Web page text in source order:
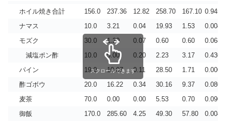
ホイル焼き合計 156.0 237.36 12.82 258.70 167.10 0.945
ナマス
10.0 3.21 0.04 19.93 1.53
0.004
モズク
30.0 1.20 0.07 0.60 0.60
0.068
減塩ポン酢
10.0 5.00 0.20 2.23 3.17
0.430
パイン
19.0 10.07 0.11 28.50 1.71
0.000
酢ゴボウ
20.0 16.22 0.34 30.16 9.37
0.080
麦茶
70.0 0.00 0.00 5.53 0.70
0.090
御飯
170.0 285.60 4.25 49.30 57.80
0.004
スクロールできます